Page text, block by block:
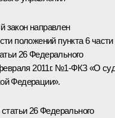
закон направлен
положений пункта 6 части
26 Федерального
2011г. №1-ФКЗ «О
Федерации».
26 Федерального